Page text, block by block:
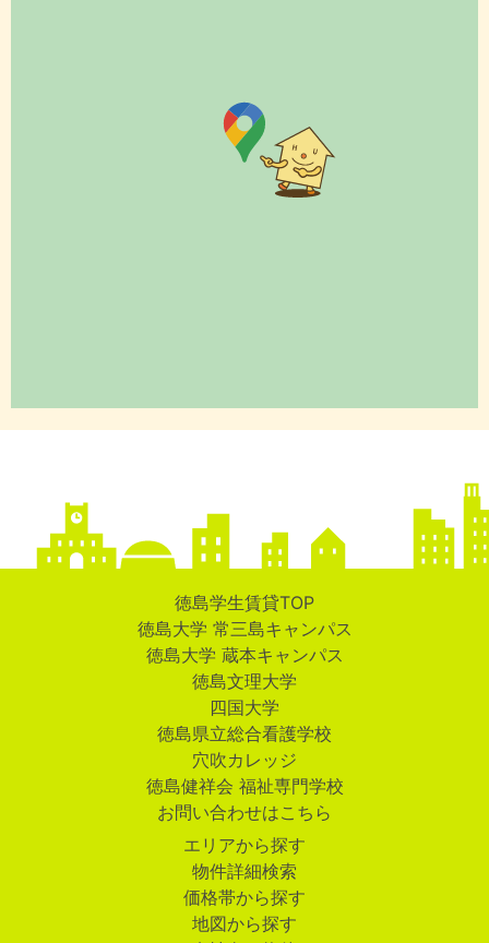
徳島学生賃貸TOP
徳島大学 常三島キャンパス
徳島大学 蔵本キャンパス
徳島文理大学
四国大学
徳島県立総合看護学校
穴吹カレッジ
徳島健祥会 福祉専門学校
お問い合わせはこちら
エリアから探す
物件詳細検索
価格帯から探す
地図から探す